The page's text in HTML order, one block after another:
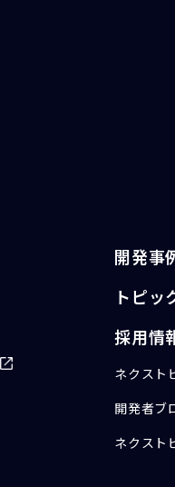
開発事
トピッ
採用情
ネクスト
開発者
ネクスト